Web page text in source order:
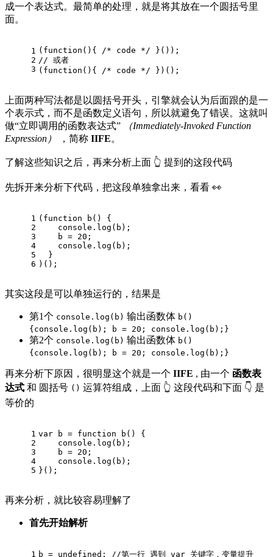
成一个表达式。最简单的处理，就是将其放在一个圆括号里
面。
1
2
3
( function ( ) { /* code */ }());
// 或者
( function ( ) { /* code */ })();
上面两种写法都是以圆括号开头，引擎就会认为后面跟的是一
个表示式，而不是函数定义语句，所以就避免了错误。这就叫
做“立即调用的函数表达式”
（Immediately-Invoked Function
Expression）
，简称 IIFE。
了解这些知识之后，再来分析上面 👆 提到的这段代码
先拆开来分析下代码，把这段单独拿出来，看看 👀
1
2
3
4
5
6
( function b ( ) {
console .log(b);
    b =
20 ;
console .log(b);
  }
)();
其实这段是可以单独运行的，结果是
第1个 console.log(b) 输出函数体 b()
{console.log(b); b = 20; console.log(b);}
第2个 console.log(b) 输出函数体 b()
{console.log(b); b = 20; console.log(b);}
再来分析下原因，很明显这个就是一个 IIFE , 由一个 函数表
达式 和 圆括号 () 运算符组成，上面 👆 这段代码和下面 👇 是
等价的
1
2
3
4
5
var b = function b ( ) {
console .log(b);
    b =
20 ;
console .log(b);
}();
再来分析，就比较容易理解了
首先开始解析
1 b = undefined ; //第一行 遇到 var 关键字，变量提升